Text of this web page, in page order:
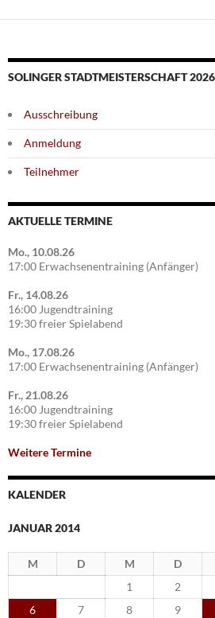
SOLINGER STADTMEISTERSCHAFT 2026
Ausschreibung
Anmeldung
Teilnehmer
AKTUELLE TERMINE
Mo., 10.08.26
17:00 Erwachsenentraining (Anfänger)
Fr., 14.08.26
16:00 Jugendtraining
19:30 freier Spielabend
Mo., 17.08.26
17:00 Erwachsenentraining (Anfänger)
Fr., 21.08.26
16:00 Jugendtraining
19:30 freier Spielabend
Weitere Termine
KALENDER
JANUAR 2014
M D M D
1
2
6
7 8 9